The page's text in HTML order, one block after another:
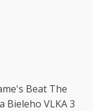
Beat The
Bieleho VLKA 3